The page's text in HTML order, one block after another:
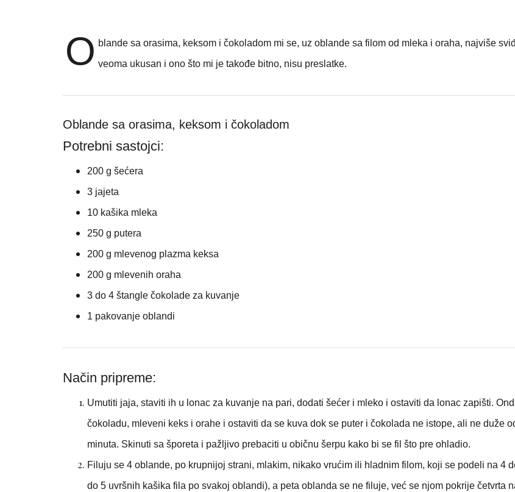
O blande sa orasima, keksom i čokoladom mi se, uz oblande sa filom od mleka i oraha, najviše
veoma ukusan i ono što mi je takođe bitno, nisu preslatke.
Oblande sa orasima, keksom i čokoladom
Potrebni sastojci:
200 g šećera
3 jajeta
10 kašika mleka
250 g putera
200 g mlevenog plazma keksa
200 g mlevenih oraha
3 do 4 štangle čokolade za kuvanje
1 pakovanje oblandi
Način pripreme:
Umutiti jaja, staviti ih u lonac za kuvanje na pari, dodati šećer i mleko i ostaviti da lonac zapišti.
čokoladu, mleveni keks i orahe i ostaviti da se kuva dok se puter i čokolada ne istope, ali ne duže
minuta. Skinuti sa šporeta i pažljivo prebaciti u običnu šerpu kako bi se fil što pre ohladio.
Filuju se 4 oblande, po krupnijoj strani, mlakim, nikako vrućim ili hladnim filom, koji se podeli na 4
do 5 uvršnih kašika fila po svakoj oblandi), a peta oblanda se ne filuje, već se njom pokrije četvrta